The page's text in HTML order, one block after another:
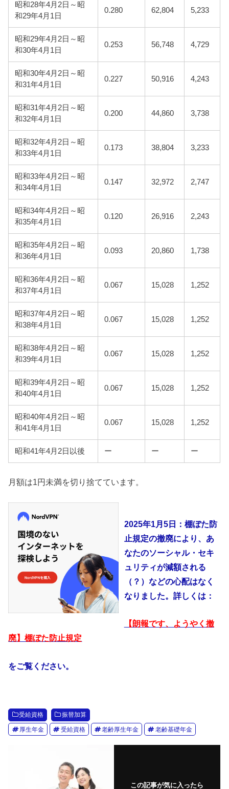
昭和28年4月2日～昭
和29年4月1日
0.280 62,804 5,233
昭和29年4月2日～昭
和30年4月1日
0.253 56,748 4,729
昭和30年4月2日～昭
和31年4月1日
0.227 50,916 4,243
昭和31年4月2日～昭
和32年4月1日
0.200 44,860 3,738
昭和32年4月2日～昭
和33年4月1日
0.173 38,804 3,233
昭和33年4月2日～昭
和34年4月1日
0.147 32,972 2,747
昭和34年4月2日～昭
和35年4月1日
0.120 26,916 2,243
昭和35年4月2日～昭
和36年4月1日
0.093 20,860 1,738
昭和36年4月2日～昭
和37年4月1日
0.067 15,028 1,252
昭和37年4月2日～昭
和38年4月1日
0.067 15,028 1,252
昭和38年4月2日～昭
和39年4月1日
0.067 15,028 1,252
昭和39年4月2日～昭
和40年4月1日
0.067 15,028 1,252
昭和40年4月2日～昭
和41年4月1日
0.067 15,028 1,252
昭和41年4月2日以後 ー ー ー
月額は1円未満を切り捨てています。
2025年1月5日：棚ぼた防
止規定の撤廃により、あ
なたのソーシャル・セキ
ュリティが減額される
（？）などの心配はなく
なりました。詳しくは：
【朗報です、ようやく撤
廃】棚ぼた防止規定
をご覧ください。
受給資格 振替加算
厚生年金 受給資格 老齢厚生年金 老齢基礎年金
この記事が気に入ったら